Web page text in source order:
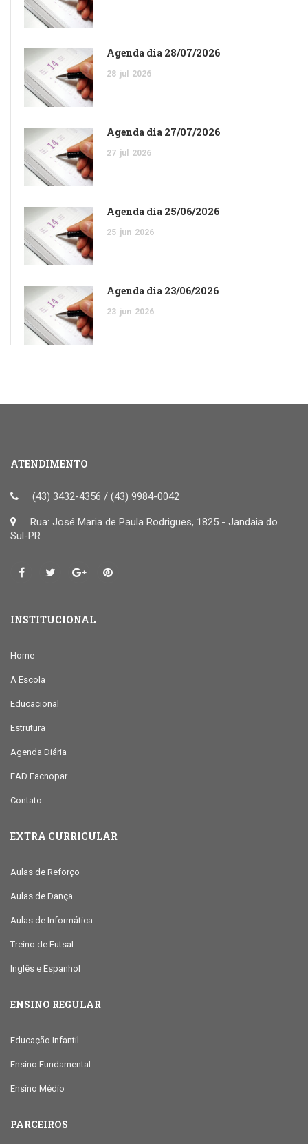
Agenda dia 28/07/2026
28 jul 2026
Agenda dia 27/07/2026
27 jul 2026
Agenda dia 25/06/2026
25 jun 2026
Agenda dia 23/06/2026
23 jun 2026
ATENDIMENTO
(43) 3432-4356 / (43) 9984-0042
Rua: José Maria de Paula Rodrigues, 1825 - Jandaia do
Sul-PR
INSTITUCIONAL
Home
A Escola
Educacional
Estrutura
Agenda Diária
EAD Facnopar
Contato
EXTRA CURRICULAR
Aulas de Reforço
Aulas de Dança
Aulas de Informática
Treino de Futsal
Inglês e Espanhol
ENSINO REGULAR
Educação Infantil
Ensino Fundamental
Ensino Médio
PARCEIROS